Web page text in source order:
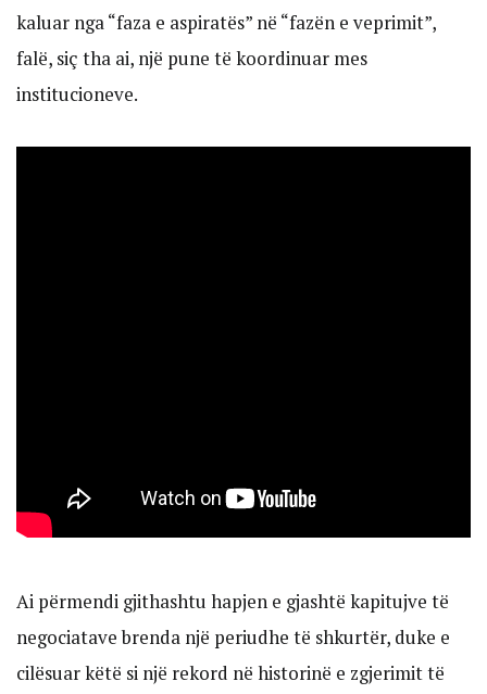
kaluar nga “faza e aspiratës” në “fazën e veprimit”,
falë, siç tha ai, një pune të koordinuar mes
institucioneve.
Ai përmendi gjithashtu hapjen e gjashtë kapitujve të
negociatave brenda një periudhe të shkurtër, duke e
cilësuar këtë si një rekord në historinë e zgjerimit të